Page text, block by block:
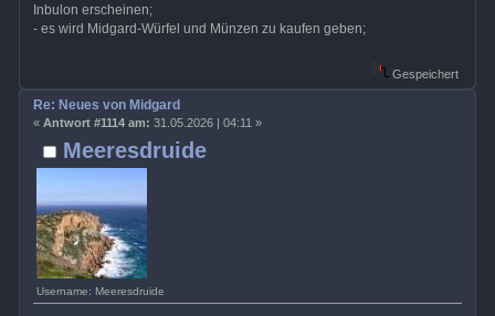
Inbulon erscheinen;
- es wird Midgard-Würfel und Münzen zu kaufen geben;
Gespeichert
Meeresdruide
Username: Meeresdruide
Re: Neues von Midgard
« Antwort #1114 am: 31.05.2026 | 04:11 »